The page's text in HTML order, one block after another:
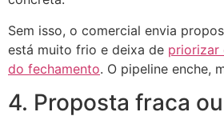
Sem isso, o comercial envia
está muito frio e deixa de priorizar
do fechamento. O pipeline enche,
4. Proposta fraca